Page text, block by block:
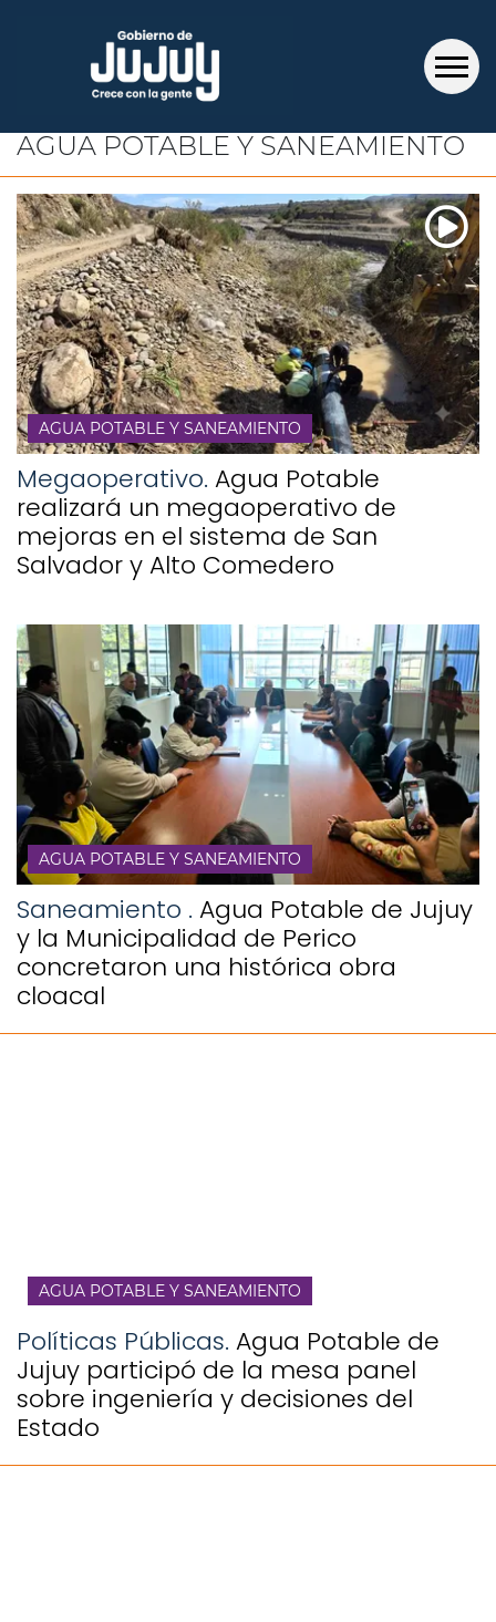
AGUA POTABLE Y SANEAMIENTO
AGUA POTABLE Y SANEAMIENTO
Megaoperativo. Agua Potable
realizará un megaoperativo de
mejoras en el sistema de San
Salvador y Alto Comedero
AGUA POTABLE Y SANEAMIENTO
Saneamiento . Agua Potable de Jujuy
y la Municipalidad de Perico
concretaron una histórica obra
cloacal
AGUA POTABLE Y SANEAMIENTO
Políticas Públicas. Agua Potable de
Jujuy participó de la mesa panel
sobre ingeniería y decisiones del
Estado